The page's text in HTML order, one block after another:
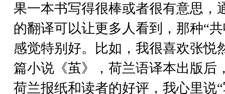
果一本书写得很棒或者很有意思，
的翻译可以让更多人看到，那种“
感觉特别好。比如，我很喜欢张悦
篇小说《茧》，荷兰语译本出版后
荷兰报纸和读者的好评，我心里说